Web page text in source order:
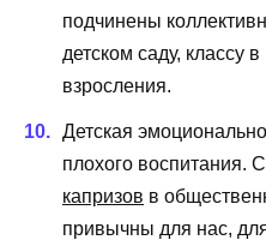
подчинены
детском саду, классу
взросления.
Детская
плохого воспитания.
капризов в
привычны для нас,